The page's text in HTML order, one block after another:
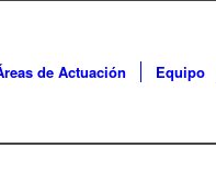
de Actuación Equipo